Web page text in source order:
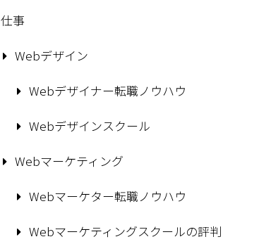
仕事
Webデザイン
Webデザイナー転職ノウハウ
Webデザインスクール
Webマーケティング
Webマーケター転職ノウハウ
Webマーケティングスクールの評判